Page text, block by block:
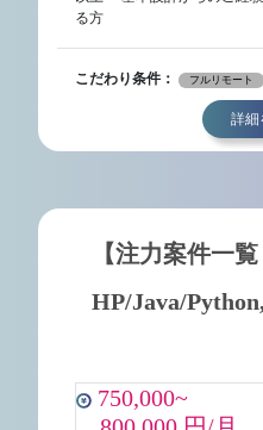
る方
こだわり条件： フルリモート
詳細
【注力案件一
HP/Java/
750,000~